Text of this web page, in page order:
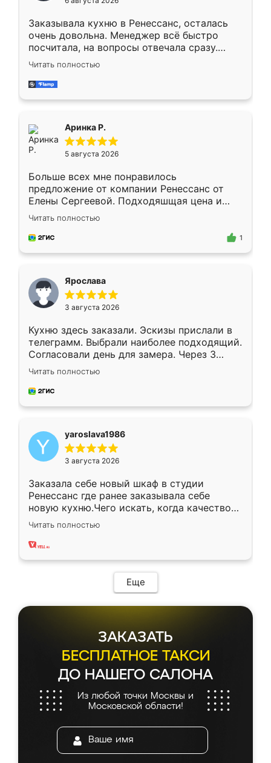
мебели буду заказывать только здесь.
Заказывала кухню в Ренессанс, осталась
очень довольна. Менеджер всё быстро
посчитала, на вопросы отвечала сразу.
Замерщик приехал в субботу, подошёл к
делу со всей ответственностью. Собрали
за день, ребята работали аккуратно, даже
Читать полностью
Аринка Р.
5 августа 2026
Больше всех мне понравилось
предложение от компании Ренессанс от
Елены Сергеевой. Подходяшщая цена и
короткие сроки изготовления. Приехавший
для замера сотрудник Владислав
предложил по моему эскизу самый
Читать полностью
1
Ярослава
3 августа 2026
Кухню здесь заказали. Эскизы прислали в
телеграмм. Выбрали наиболее подходящий.
Согласовали день для замера. Через 3
недели кухня была уже готова. Остались
довольны работой. Спасибо Ренессанс
мебель за качественную работу!
Читать полностью
yaroslava1986
3 августа 2026
Заказала себе новый шкаф в студии
Ренессанс где ранее заказывала себе
новую кухню.Чего искать, когда качеством
вполне довольна. Служит кухня уже почти
два года, нареканий нет.
Читать полностью
Еще
ЗАКАЗАТЬ
БЕСПЛАТНОЕ ТАКСИ
ДО НАШЕГО САЛОНА
Из любой точки Москвы и
Московской области!